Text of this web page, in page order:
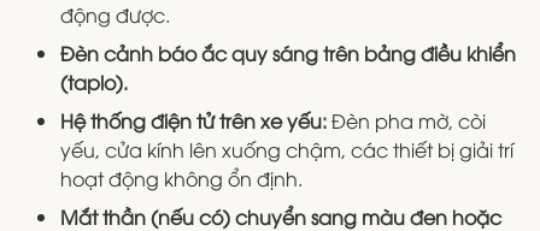
động được.
Đèn cảnh báo ắc quy sáng trên bảng điều khiển
(taplo).
Hệ thống điện tử trên xe yếu:Đèn pha mờ, còi
yếu, cửa kính lên xuống chậm, các thiết bị giải trí
hoạt động không ổn định.
Mắt thần (nếu có) chuyển sang màu đen hoặc